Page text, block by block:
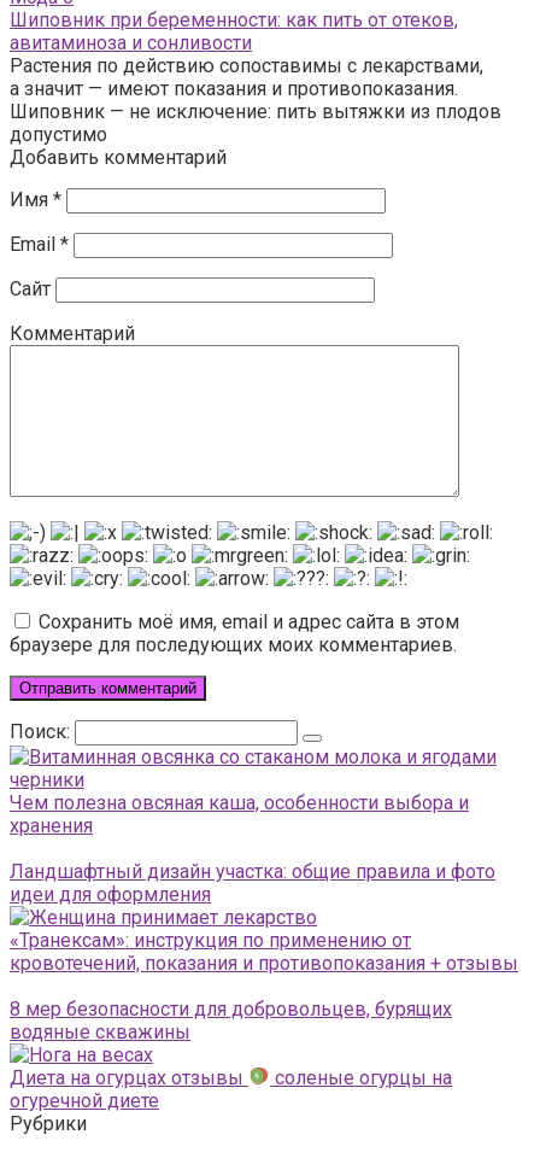
Шиповник при беременности: как пить от отеков,
авитаминоза и сонливости
Растения по действию сопоставимы с лекарствами,
а значит — имеют показания и противопоказания.
Шиповник — не исключение: пить вытяжки из плодов
допустимо
Добавить комментарий
Имя *
Email *
Сайт
Комментарий
Сохранить моё имя, email и адрес сайта в этом
браузере для последующих моих комментариев.
Поиск:
Чем полезна овсяная каша, особенности выбора и
хранения
Ландшафтный дизайн участка: общие правила и фото
идеи для оформления
«Транексам»: инструкция по применению от
кровотечений, показания и противопоказания + отзывы
8 мер безопасности для добровольцев, бурящих
водяные скважины
Диета на огурцах отзывы
соленые огурцы на
огуречной диете
Рубрики